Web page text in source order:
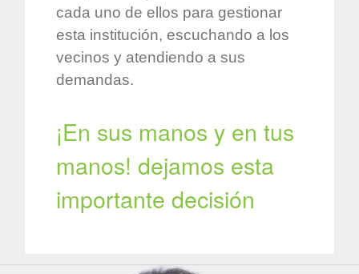
cada uno de ellos para gestionar
esta institución, escuchando a los
vecinos y atendiendo a sus
demandas.
¡En sus manos y en tus
manos! dejamos esta
importante decisión